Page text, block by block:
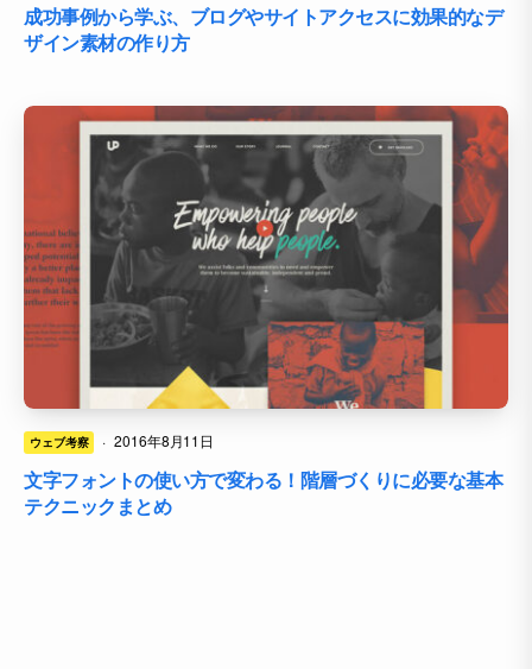
成功事例から学ぶ、ブログやサイトアクセスに効果的なデ
ザイン素材の作り方
ウェブ考察 · 2016年8月11日
文字フォントの使い方で変わる！階層づくりに必要な基本
テクニックまとめ